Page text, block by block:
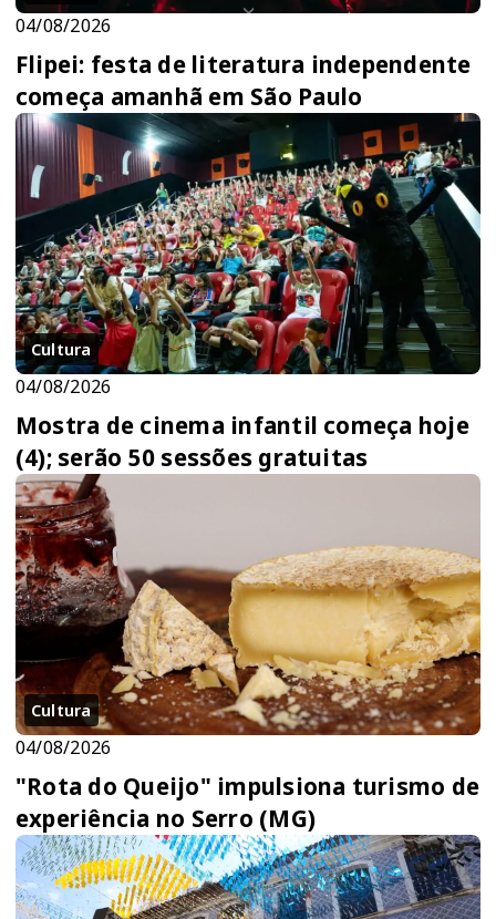
04/08/2026
Flipei: festa de literatura independente
começa amanhã em São Paulo
Cultura
04/08/2026
Mostra de cinema infantil começa hoje
(4); serão 50 sessões gratuitas
Cultura
04/08/2026
"Rota do Queijo" impulsiona turismo de
experiência no Serro (MG)